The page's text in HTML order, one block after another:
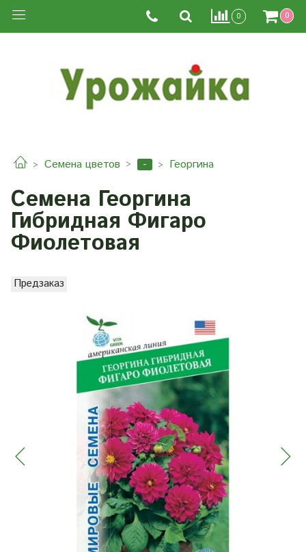
0 0
Семена цветов - Георгина
Семена Георгина
Гибридная Фигаро
Фиолетовая
Предзаказ